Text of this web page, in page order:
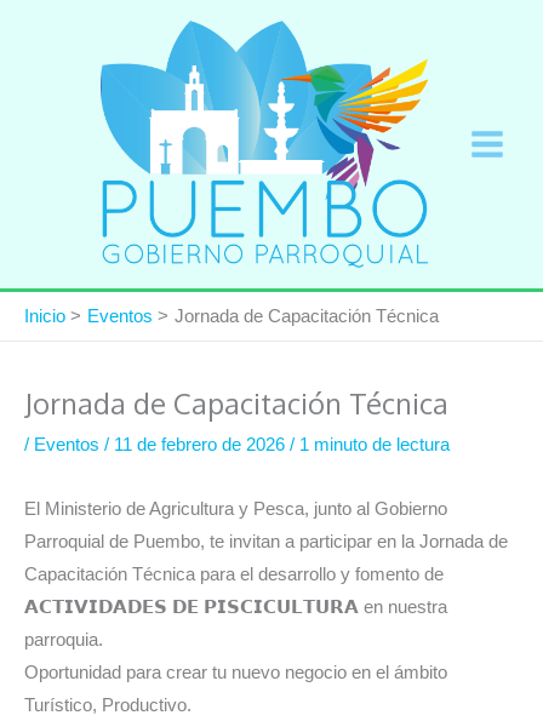
Inicio Eventos Jornada de Capacitación Técnica
Jornada de Capacitación Técnica
/ Eventos / 11 de febrero de 2026 / 1 minuto de lectura
El Ministerio de Agricultura y Pesca, junto al Gobierno
Parroquial de Puembo, te invitan a participar en la Jornada de
Capacitación Técnica para el desarrollo y fomento de
𝗔𝗖𝗧𝗜𝗩𝗜𝗗𝗔𝗗𝗘𝗦 𝗗𝗘 𝗣𝗜𝗦𝗖𝗜𝗖𝗨𝗟𝗧𝗨𝗥𝗔 en nuestra
parroquia.
Oportunidad para crear tu nuevo negocio en el ámbito
Turístico, Productivo.